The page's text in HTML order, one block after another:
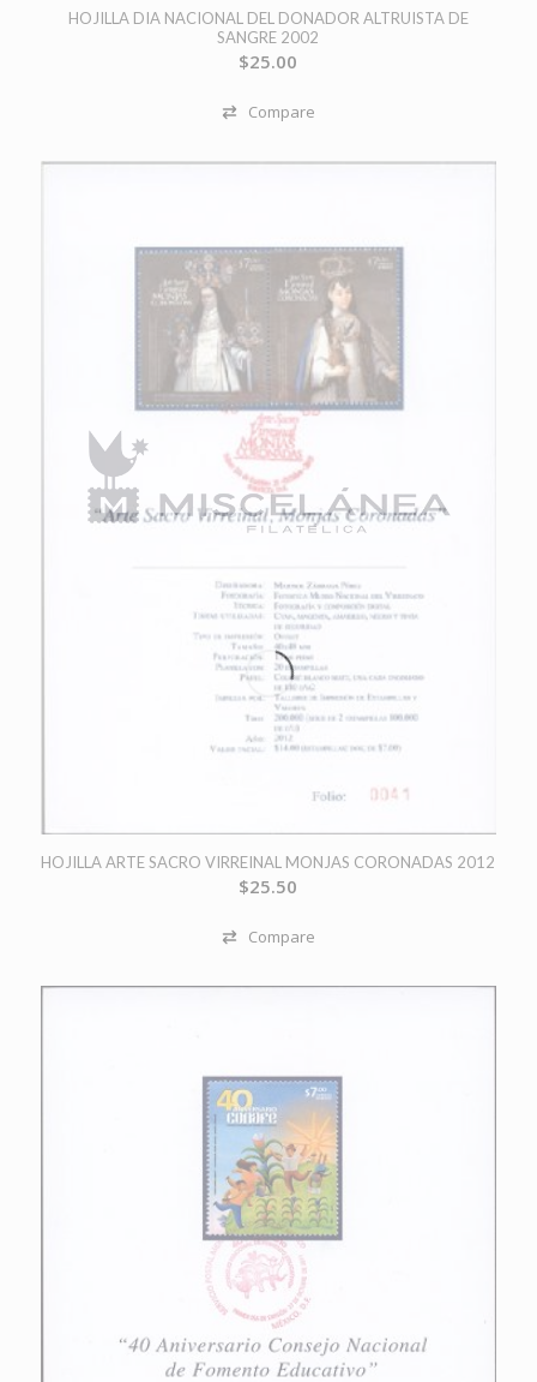
HOJILLA DIA NACIONAL DEL DONADOR ALTRUISTA DE
SANGRE 2002
$25.00
Compare
HOJILLA ARTE SACRO VIRREINAL MONJAS CORONADAS 2012
$25.50
Compare